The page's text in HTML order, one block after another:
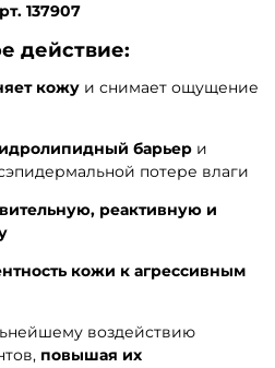
137907
действие:
кожу и снимает ощущение
барьер и
потере влаги
реактивную и
кожи к агрессивным
воздействию
повышая их